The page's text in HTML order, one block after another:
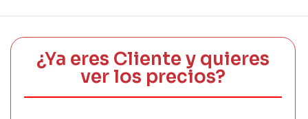
¿Ya eres Cliente y quieres
ver los precios?